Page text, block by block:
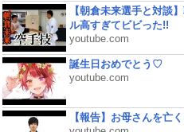
【朝倉未来選手と対談
ル高すぎてビビった!!
youtube.com
誕生日おめでとう♡
youtube.com
【報告】お母さんを亡く